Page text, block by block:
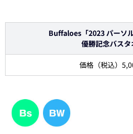
Buffaloes「2023 パーソル
優勝記念バスタ
価格（税込）